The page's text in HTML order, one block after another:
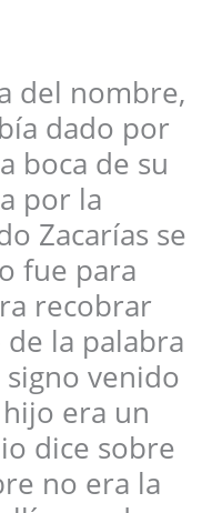
del nombre,
dado por
boca de su
por la
Zacarías se
fue para
recobrar
la palabra
venido
era un
dice sobre
no era la